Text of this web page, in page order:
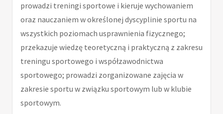
prowadzi treningi sportowe i kieruje wychowaniem
oraz nauczaniem w określonej dyscyplinie sportu na
wszystkich poziomach usprawnienia fizycznego;
przekazuje wiedzę teoretyczną i praktyczną z zakresu
treningu sportowego i współzawodnictwa
sportowego; prowadzi zorganizowane zajęcia w
zakresie sportu w związku sportowym lub w klubie
sportowym.